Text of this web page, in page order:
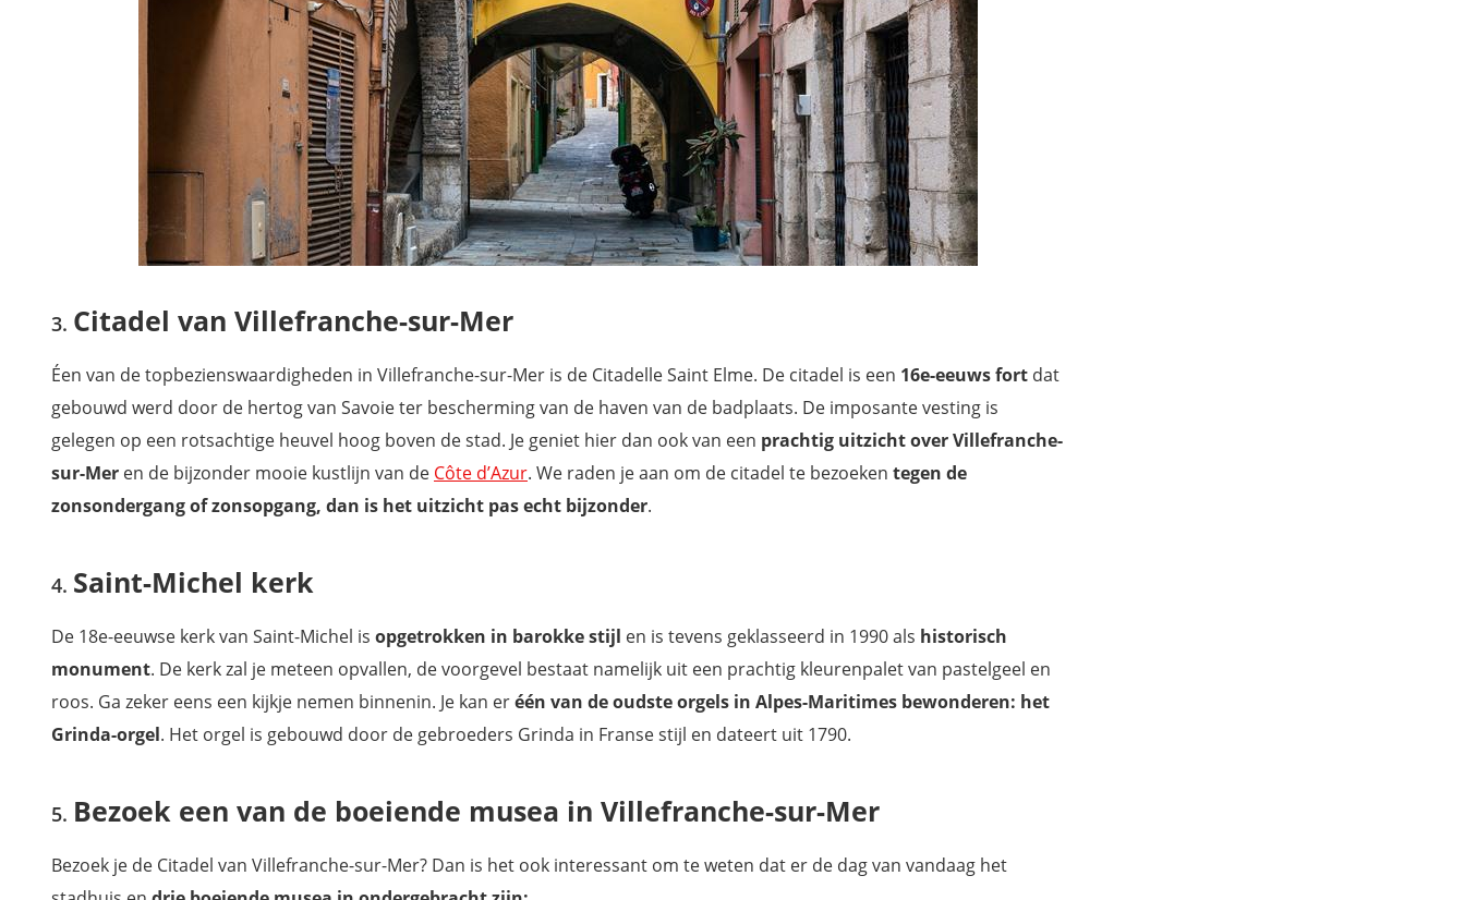
Citadel van Villefranche-sur-Mer
Éen van de topbezienswaardigheden in Villefranche-sur-Mer is de Citadelle Saint Elme. De citadel is een 16e-eeuws fort dat
gebouwd werd door de hertog van Savoie ter bescherming van de haven van de badplaats. De imposante vesting is
gelegen op een rotsachtige heuvel hoog boven de stad. Je geniet hier dan ook van een prachtig uitzicht over Villefranche-
sur-Mer en de bijzonder mooie kustlijn van de Côte d’Azur. We raden je aan om de citadel te bezoeken tegen de
zonsondergang of zonsopgang, dan is het uitzicht pas echt bijzonder.
Saint-Michel kerk
De 18e-eeuwse kerk van Saint-Michel is opgetrokken in barokke stijl en is tevens geklasseerd in 1990 als historisch
monument. De kerk zal je meteen opvallen, de voorgevel bestaat namelijk uit een prachtig kleurenpalet van pastelgeel en
roos. Ga zeker eens een kijkje nemen binnenin. Je kan eréén van de oudste orgels in Alpes-Maritimes bewonderen: het
Grinda-orgel. Het orgel is gebouwd door de gebroeders Grinda in Franse stijl en dateert uit 1790.
Bezoek een van de boeiende musea in Villefranche-sur-Mer
Bezoek je de Citadel van Villefranche-sur-Mer? Dan is het ook interessant om te weten dat er de dag van vandaag het